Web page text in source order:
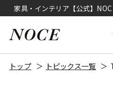
家具・インテリア【公式】
トップ トピックス一覧